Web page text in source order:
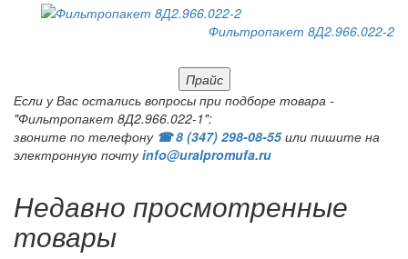
Фильтропакет 8Д2.966.022-2
Прайс
Если у Вас остались вопросы при подборе товара -
"Фильтропакет 8Д2.966.022-1":
звоните по телефону ☎ 8 (347) 298‑08‑55или пишите на
электронную почтуinfo@uralpromufa.ru
Недавно просмотренные
товары